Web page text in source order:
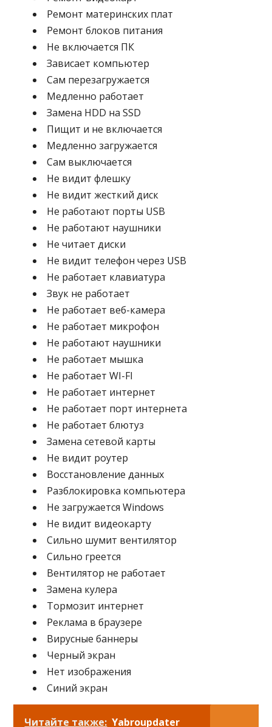
Ремонт материнских плат
Ремонт блоков питания
Не включается ПК
Зависает компьютер
Сам перезагружается
Медленно работает
Замена HDD на SSD
Пищит и не включается
Медленно загружается
Сам выключается
Не видит флешку
Не видит жесткий диск
Не работают порты USB
Не работают наушники
Не читает диски
Не видит телефон через USB
Не работает клавиатура
Звук не работает
Не работает веб-камера
Не работает микрофон
Не работают наушники
Не работает мышка
Не работает WI-FI
Не работает интернет
Не работает порт интернета
Не работает блютуз
Замена сетевой карты
Не видит роутер
Восстановление данных
Разблокировка компьютера
Не загружается Windows
Не видит видеокарту
Сильно шумит вентилятор
Сильно греется
Вентилятор не работает
Замена кулера
Тормозит интернет
Реклама в браузере
Вирусные баннеры
Черный экран
Нет изображения
Синий экран
Читайте также: Yabroupdater